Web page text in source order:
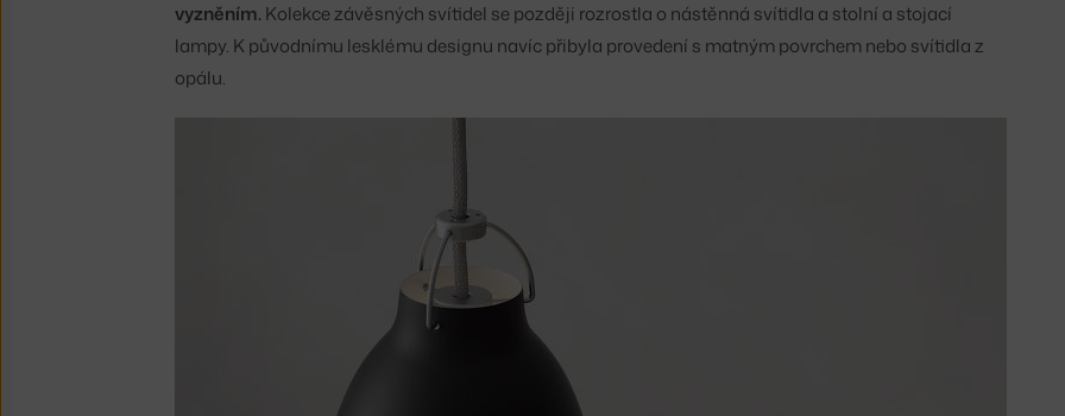
vyzněním. Kolekce závěsných svítidel se později rozrostla o nástěnná svítidla a stolní a stojací
lampy. K původnímu lesklému designu navíc přibyla provedení s matným povrchem nebo svítidla z
opálu.